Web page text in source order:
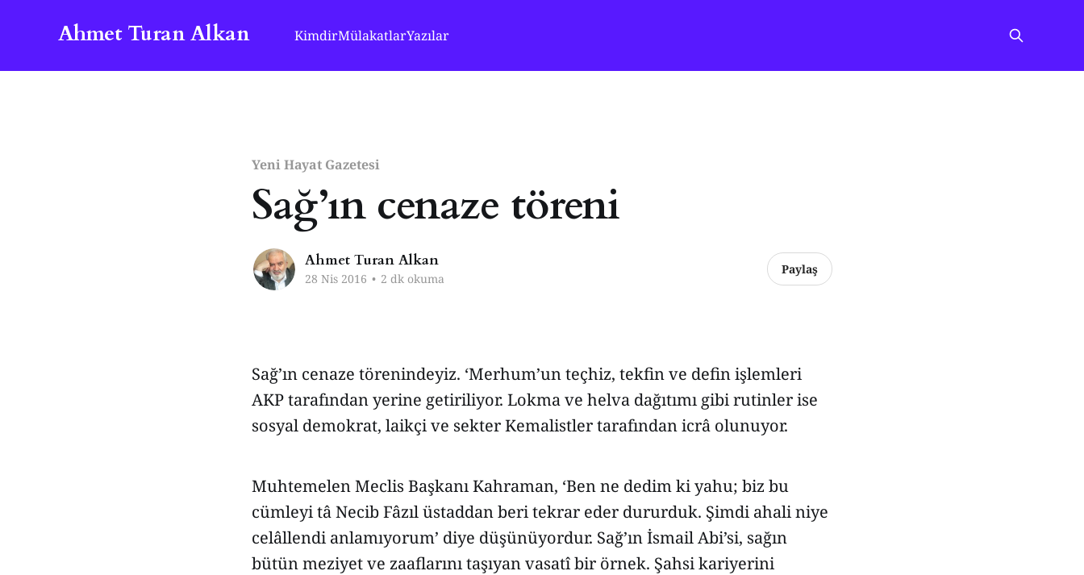
Ahmet Turan Alkan KimdirMülakatlarYazılar
Yeni Hayat Gazetesi
Sağ’ın cenaze töreni
Ahmet Turan Alkan
28 Nis 2016 • 2 dk okuma
Paylaş
Sağ’ın cenaze törenindeyiz. ‘Merhum’un teçhiz, tekfin ve defin işlemleri
AKP tarafından yerine getiriliyor. Lokma ve helva dağıtımı gibi rutinler ise
sosyal demokrat, laikçi ve sekter Kemalistler tarafından icrâ olunuyor.
Muhtemelen Meclis Başkanı Kahraman, ‘Ben ne dedim ki yahu; biz bu
cümleyi tâ Necib Fâzıl üstaddan beri tekrar eder dururduk. Şimdi ahali niye
celâllendi anlamıyorum’ diye düşünüyordur. Sağ’ın İsmail Abi’si, sağın
bütün meziyet ve zaaflarını taşıyan vasatî bir örnek. Şahsi kariyerini